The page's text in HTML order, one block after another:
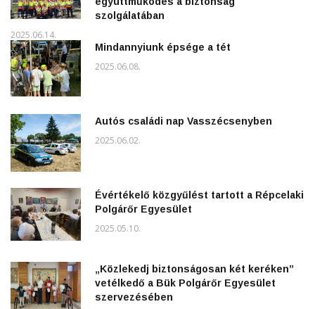
szolgálatában
2025.06.14.
Mindannyiunk épsége a tét
2025.06.08.
Autós családi nap Vasszécsenyben
2025.06.02.
Évértékelő közgyűlést tartott a Répcelaki
Polgárőr Egyesület
2025.05.10.
„Közlekedj biztonságosan két keréken”
vetélkedő a Bük Polgárőr Egyesület
szervezésében